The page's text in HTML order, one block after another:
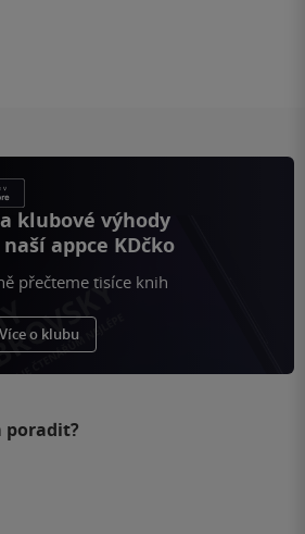
klubové výhody
appce KDčko
přečteme tisíce knih
Více o klubu
poradit?